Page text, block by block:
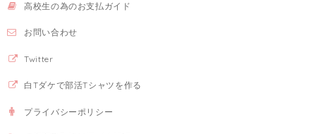
高校生の為のお支払ガイド
お問い合わせ
Twitter
白Tダケで部活Tシャツを作る
プライバシーポリシー